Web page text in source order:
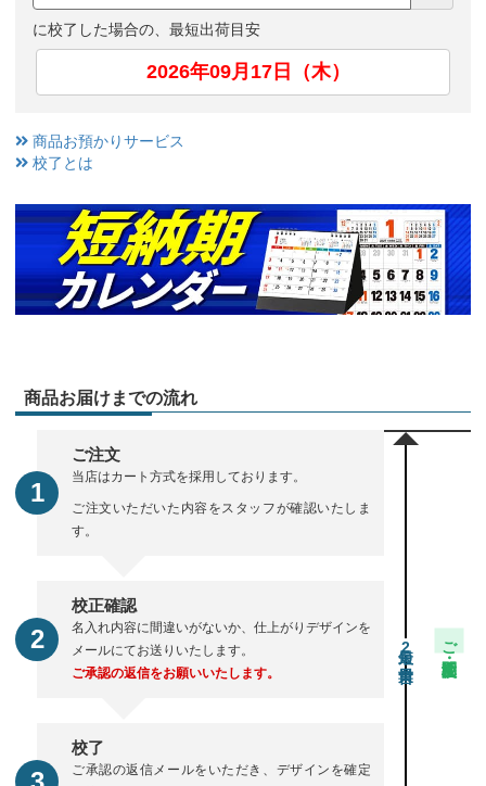
に校了した場合の、最短出荷目安
2026年09月17日（木）
商品お預かりサービス
校了とは
商品お届けまでの流れ
ご注文
当店はカート方式を採用しております。
ご注文いただいた内容をスタッフが確認いたしま
す。
校正確認
名入れ内容に間違いがないか、仕上がりデザインを
メールにてお送りいたします。
ご承認の返信をお願いいたします。
校了
ご承認の返信メールをいただき、デザインを確定
2 ご注文・校正期間